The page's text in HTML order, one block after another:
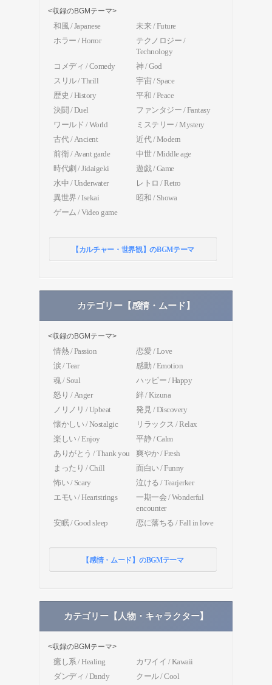
<収録のBGMテーマ>
和風 / Japanese
未来 / Future
ホラー / Horror
テクノロジー /
Technology
コメディ / Comedy
神 / God
スリル / Thrill
宇宙 / Space
歴史 / History
平和 / Peace
決闘 / Duel
ファンタジー / Fantasy
ワールド / World
ミステリー / Mystery
古代 / Ancient
近代 / Modern
前衛 / Avant garde
中世 / Middle age
時代劇 / Jidaigeki
遊戯 / Game
水中 / Underwater
レトロ / Retro
異世界 / Isekai
昭和 / Showa
ゲーム / Video game
【カルチャー・世界観】のBGMテーマ
カテゴリー【感情・ムード】
<収録のBGMテーマ>
情熱 / Passion
恋愛 / Love
涙 / Tear
感動 / Emotion
魂 / Soul
ハッピー / Happy
怒り / Anger
絆 / Kizuna
ノリノリ / Upbeat
発見 / Discovery
懐かしい / Nostalgic
リラックス / Relax
楽しい / Enjoy
平静 / Calm
ありがとう / Thank you
爽やか / Fresh
まったり / Chill
面白い / Funny
怖い / Scary
泣ける / Tearjerker
エモい / Heartstrings
一期一会 / Wonderful
encounter
安眠 / Good sleep
恋に落ちる / Fall in love
【感情・ムード】のBGMテーマ
カテゴリー【人物・キャラクター】
<収録のBGMテーマ>
癒し系 / Healing
カワイイ / Kawaii
ダンディ / Dandy
クール / Cool